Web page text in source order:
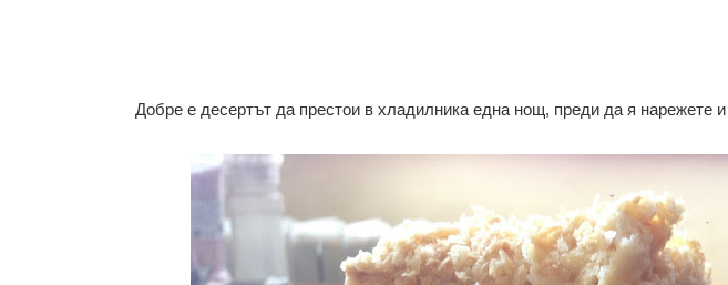
Добре е десертът да престои в хладилника една нощ, преди да я нарежете и